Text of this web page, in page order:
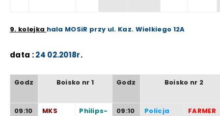
9. kolejka hala MOSiR przy ul. Kaz. Wielkiego 12A
data :24 02.2018r.
Godz Boisko nr 1 Godz Boisko nr 2
09:10
MKS
Philips-
09:10
Policja
FARMER